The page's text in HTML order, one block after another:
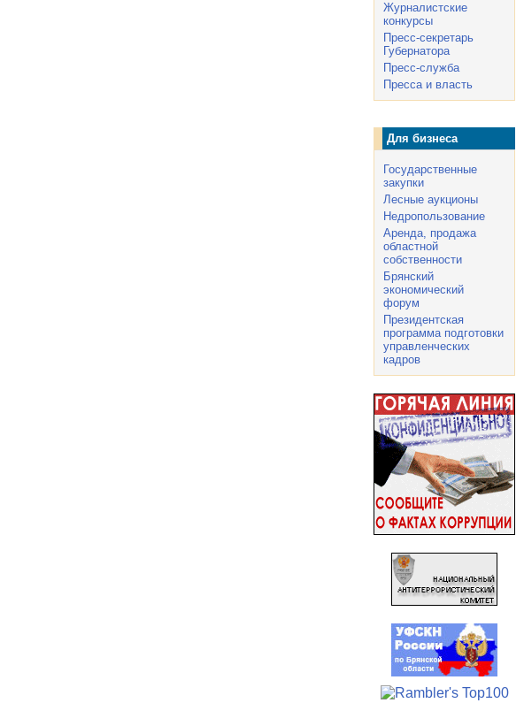
Журналистские
конкурсы
Пресс-секретарь
Губернатора
Пресс-служба
Пресса и власть
Для бизнеса
Государственные
закупки
Лесные аукционы
Недропользование
Аренда, продажа
областной
собственности
Брянский
экономический
форум
Президентская
программа подготовки
управленческих
кадров